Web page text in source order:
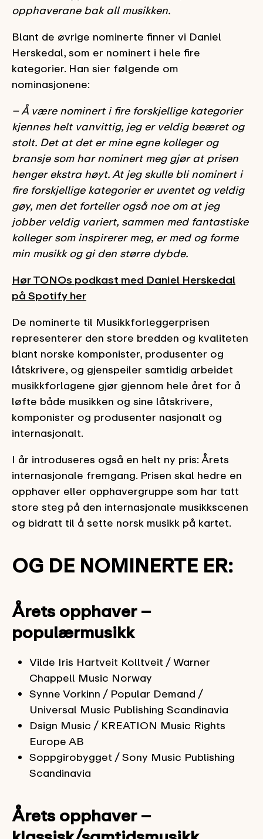
opphaverane bak all musikken.
Blant de øvrige nominerte finner vi Daniel
Herskedal, som er nominert i hele fire
kategorier. Han sier følgende om
nominasjonene:
– Å være nominert i fire forskjellige kategorier
kjennes helt vanvittig, jeg er veldig beæret og
stolt. Det at det er mine egne kolleger og
bransje som har nominert meg gjør at prisen
henger ekstra høyt. At jeg skulle bli nominert i
fire forskjellige kategorier er uventet og veldig
gøy, men det forteller også noe om at jeg
jobber veldig variert, sammen med fantastiske
kolleger som inspirerer meg, er med og forme
min musikk og gi den større dybde.
Hør TONOs podkast med Daniel Herskedal
på Spotify her
De nominerte til Musikkforleggerprisen
representerer den store bredden og kvaliteten
blant norske komponister, produsenter og
låtskrivere, og gjenspeiler samtidig arbeidet
musikkforlagene gjør gjennom hele året for å
løfte både musikken og sine låtskrivere,
komponister og produsenter nasjonalt og
internasjonalt.
I år introduseres også en helt ny pris: Årets
internasjonale fremgang. Prisen skal hedre en
opphaver eller opphavergruppe som har tatt
store steg på den internasjonale musikkscenen
og bidratt til å sette norsk musikk på kartet.
OG DE NOMINERTE ER:
Årets opphaver –
populærmusikk
Vilde Iris Hartveit Kolltveit / Warner
Chappell Music Norway
Synne Vorkinn / Popular Demand /
Universal Music Publishing Scandinavia
Dsign Music / KREATION Music Rights
Europe AB
Soppgirobygget / Sony Music Publishing
Scandinavia
Årets opphaver –